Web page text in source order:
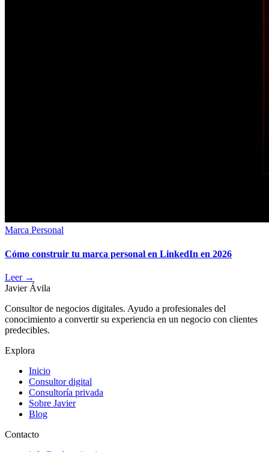
Marca Personal
Cómo construir tu marca personal en LinkedIn en 2026
Leer →
Javier Ávila
Consultor de negocios digitales. Ayudo a profesionales del
conocimiento a convertir su experiencia en un negocio con clientes
predecibles.
Explora
Inicio
Consultor digital
Consultoría privada
Sobre Javier
Blog
Contacto